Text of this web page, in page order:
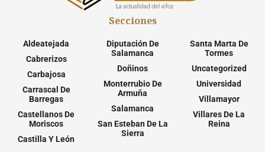
Secciones
Aldeatejada
Cabrerizos
Carbajosa
Carrascal De
Barregas
Castellanos De
Moriscos
Castilla Y León
Diputación De
Salamanca
Doñinos
Monterrubio De
Armuña
Salamanca
San Esteban De La
Sierra
Santa Marta De
Tormes
Uncategorized
Universidad
Villamayor
Villares De La
Reina